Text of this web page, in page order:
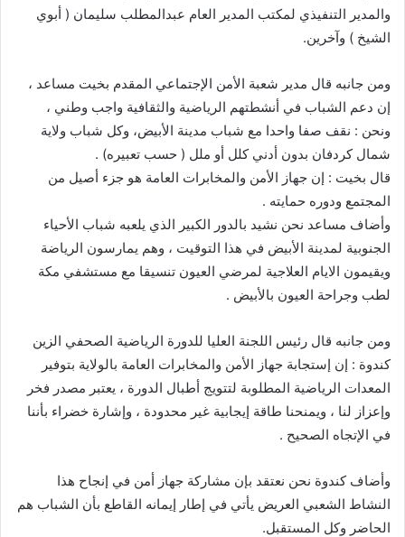
والمدير التنفيذي لمكتب المدير العام عبدالمطلب سليمان ( أبوي
الشيخ ) وآخرين.
ومن جانبه قال مدير شعبة الأمن الإجتماعي المقدم بخيت مساعد ،
إن دعم الشباب في أنشطتهم الرياضية والثقافية واجب وطني ،
ونحن : نقف صفا واحدا مع شباب مدينة الأبيض، وكل شباب ولاية
شمال كردفان بدون أدني كلل أو ملل ( حسب تعبيره) .
قال بخيت : إن جهاز الأمن والمخابرات العامة هو جزء أصيل من
المجتمع ودوره حمايته .
وأضاف مساعد نحن نشيد بالدور الكبير الذي يلعبه شباب الأحياء
الجنوبية لمدينة الأبيض في هذا التوقيت ، وهم يمارسون الرياضة
ويقيمون الايام العلاجية لمرضي العيون تنسيقا مع مستشفي مكة
لطب وجراحة العيون بالأبيض .
ومن جانبه قال رئيس اللجنة العليا للدورة الرياضية الصحفي الزين
كندوة : إن إستجابة جهاز الأمن والمخابرات العامة بالولاية بتوفير
المعدات الرياضية المطلوبة لتتويج أطبال الدورة ، يعتبر مصدر فخر
وإعزاز لنا ، ويمنحنا طاقة إيجابية غير محدودة ، وإشارة خضراء بأننا
في الإتجاه الصحيح .
وأضاف كندوة نحن نعتقد بإن مشاركة جهاز أمن في إنجاح هذا
النشاط الشعبي العريض يأتي في إطار إيمانه القاطع بأن الشباب هم
الحاضر وكل المستقبل.